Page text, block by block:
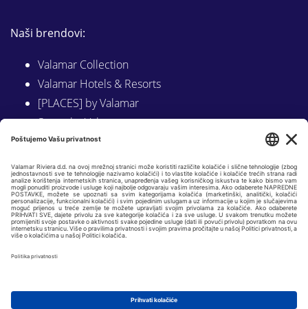
Naši brendovi:
Valamar Collection
Valamar Hotels & Resorts
[PLACES] by Valamar
Sunny by Valamar
Valamar Camping
Istraži na Valamar.com
Slijedite nas na: